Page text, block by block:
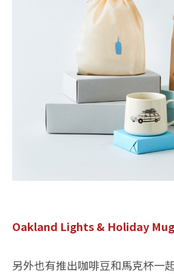
Oakland Lights & Holiday
另外也有推出咖啡豆和馬克杯一